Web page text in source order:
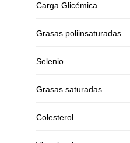
Carga Glicémica
Grasas poliinsaturadas
Selenio
Grasas saturadas
Colesterol